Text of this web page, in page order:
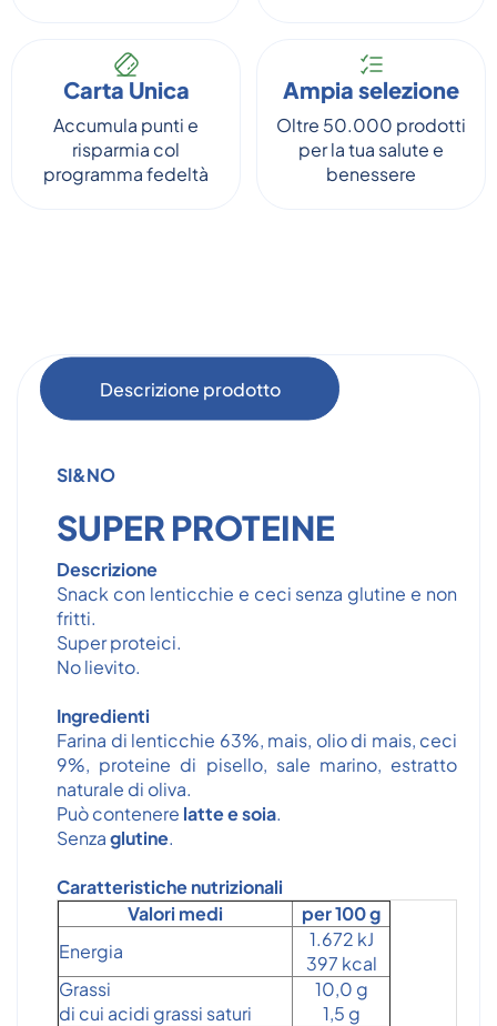
Carta Unica
Accumula punti e
risparmia col
programma fedeltà
Ampia selezione
Oltre 50.000 prodotti
per la tua salute e
benessere
Descrizione prodotto
SI&NO
SUPER PROTEINE
Descrizione
Snack con lenticchie e ceci senza glutine e non
fritti.
Super proteici.
No lievito.
Ingredienti
Farina di lenticchie 63%, mais, olio di mais, ceci
9%, proteine di pisello, sale marino, estratto
naturale di oliva.
Può contenere latte e soia.
Senzaglutine.
Caratteristiche nutrizionali
Valori medi
per 100 g
Energia
1.672 kJ
397 kcal
Grassi
di cui acidi grassi saturi
10,0 g
1,5 g